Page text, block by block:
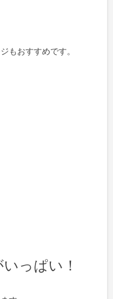
もおすすめです。
っぱい！